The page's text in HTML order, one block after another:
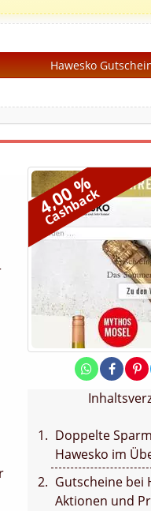
Hawesko
4,00 %
Cashback
Doppelte
Hawesko im
Gutscheine bei
Aktionen und